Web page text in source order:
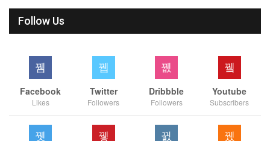
Follow Us
Facebook
Likes
Twitter
Followers
Dribbble
Followers
Youtube
Subscribers